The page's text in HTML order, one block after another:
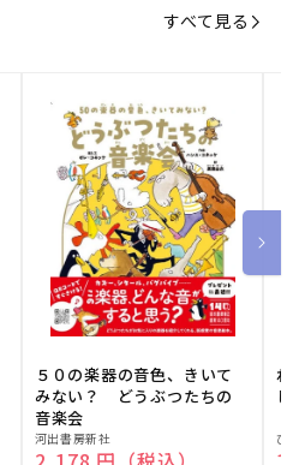
すべて見る
５０の楽器の音色、きいて
みない？ どうぶつたちの
音楽会
販
河出書房新社
ね
販ひ